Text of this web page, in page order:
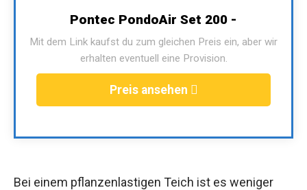
Pontec PondoAir Set 200 -
Mit dem Link kaufst du zum gleichen Preis ein, aber wir
erhalten eventuell eine Provision.
Preis ansehen
Bei einem pflanzenlastigen Teich ist es weniger